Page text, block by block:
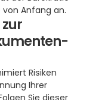
Anfang an.
Risiken
Ihrer
Sie dieser